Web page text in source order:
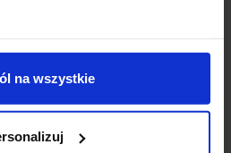
na wszystkie
LED: biała ciepła 2700K,
od źródła światła, w
1230lm
do malowania